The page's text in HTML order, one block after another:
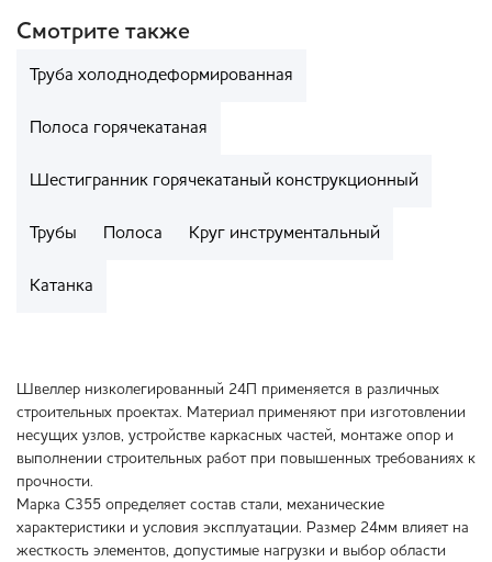
Смотрите также
Труба холоднодеформированная
Полоса горячекатаная
Шестигранник горячекатаный конструкционный
Трубы Полоса Круг инструментальный
Катанка
Швеллер низколегированный 24П применяется в различных
строительных проектах. Материал применяют при изготовлении
несущих узлов, устройстве каркасных частей, монтаже опор и
выполнении строительных работ при повышенных требованиях к
прочности.
Марка С355 определяет состав стали, механические
характеристики и условия эксплуатации. Размер 24мм влияет на
жесткость элементов, допустимые нагрузки и выбор области